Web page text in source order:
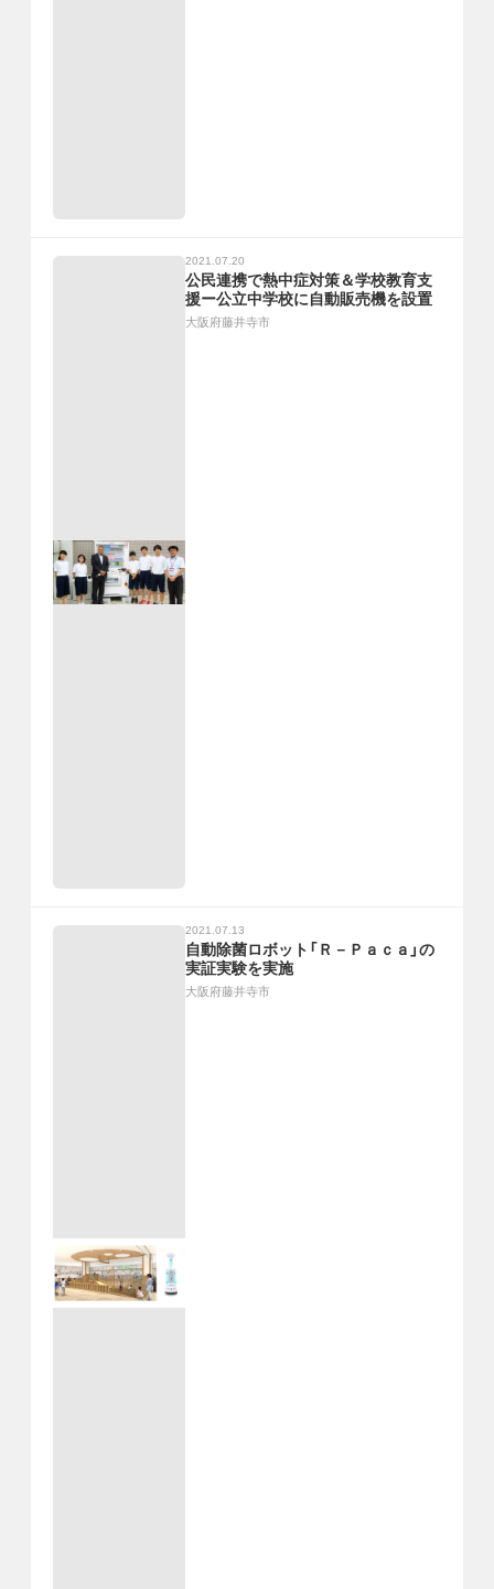
2021.07.20
公民連携で熱中症対策＆学校教育支
援ー公立中学校に自動販売機を設置
大阪府藤井寺市
2021.07.13
自動除菌ロボット「Ｒ－Ｐａｃａ」の
実証実験を実施
大阪府藤井寺市